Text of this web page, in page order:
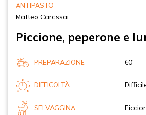
ANTIPASTO
Matteo Carassai
Piccione, peperone e
PREPARAZIONE 60'
DIFFICOLTÀ
SELVAGGINA